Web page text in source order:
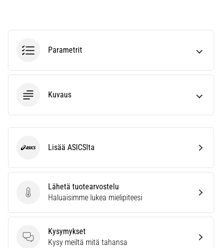
Näytä
kaikki
artikkelit
Parametrit
Kuvaus
Lähetä tuotearvostelu
Lähetä tuotearvostelu
Haluaisimme lukea mielipiteesi
Kysymykset
Kysymykset
Kysy meiltä mitä tahansa
ASICS Lisää ASICSlta